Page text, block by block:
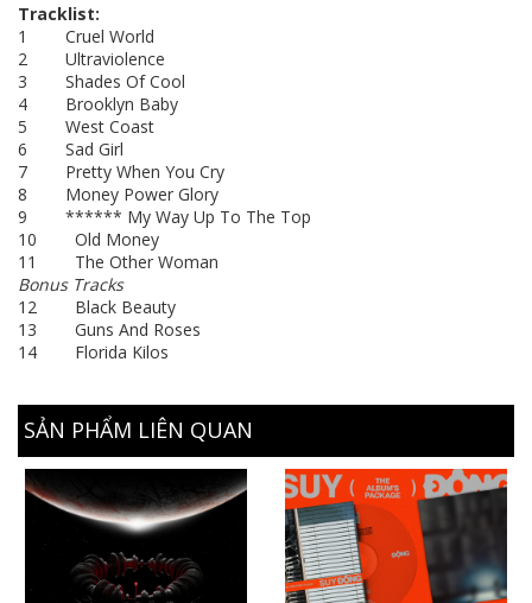
Tracklist:
1 Cruel World
2 Ultraviolence
3 Shades Of Cool
4 Brooklyn Baby
5 West Coast
6 Sad Girl
7 Pretty When You Cry
8 Money Power Glory
9 ****** My Way Up To The Top
10 Old Money
11 The Other Woman
Bonus Tracks
12 Black Beauty
13 Guns And Roses
14 Florida Kilos
SẢN PHẨM LIÊN QUAN